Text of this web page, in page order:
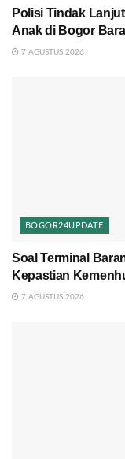
Polisi Tindak
Anak di Bogor
7 AGUSTUS 2026
BOGOR24UPDATE
Soal Terminal
Kepastian
7 AGUSTUS 2026